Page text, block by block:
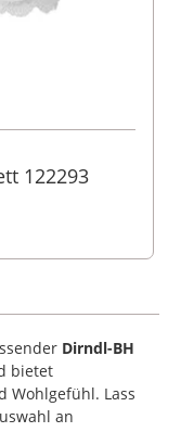
122293
Dirndl-BH
bietet
Wohlgefühl. Lass
an